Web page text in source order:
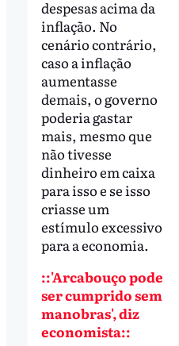
despesas acima da
inflação. No
cenário contrário,
caso a inflação
aumentasse
demais, o governo
poderia gastar
mais, mesmo que
não tivesse
dinheiro em caixa
para isso e se isso
criasse um
estímulo excessivo
para a economia.
::'Arcabouço pode
ser cumprido sem
manobras', diz
economista::